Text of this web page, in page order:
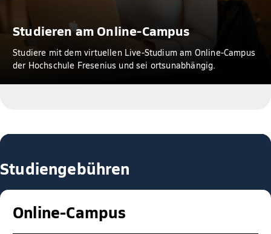
Studieren am Online-Campus
Studiere mit dem virtuellen Live-Studium am Online-Campus
der Hochschule Fresenius und sei ortsunabhängig.
Studiengebühren
Online-Campus